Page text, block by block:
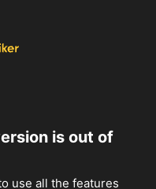
is out of
use all the features